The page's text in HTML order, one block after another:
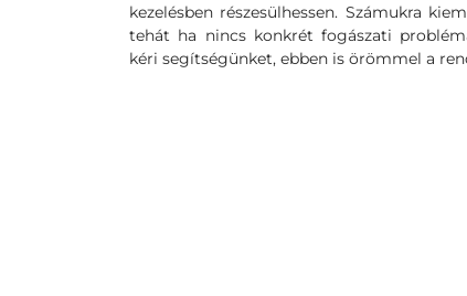
kezelésben részesülhessen. Számukra
tehát ha nincs konkrét fogászati
kéri segítségünket, ebben is örömmel a